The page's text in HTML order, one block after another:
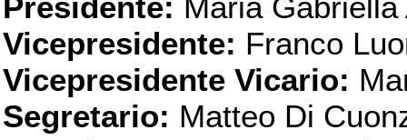
Vicepresidente: Franco
Vicepresidente Vicario:
Segretario: Matteo Di